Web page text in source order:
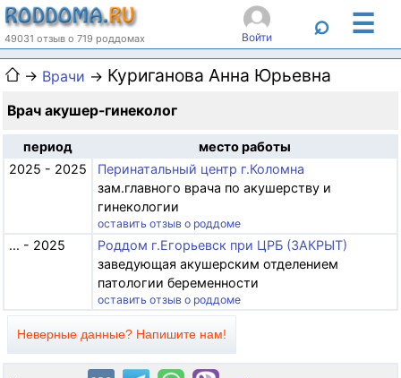
49031 отзыв о 719 роддомах Войти ⌕ ☰
→ Врачи → Куриганова Анна Юрьевна
Врач акушер-гинеколог
период
место работы
2025 - 2025
Перинатальный центр г.Коломна
зам.главного врача по акушерству и
гинекологии
оставить отзыв о роддоме
... - 2025
Роддом г.Егорьевск при ЦРБ (ЗАКРЫТ)
заведующая акушерским отделением
патологии беременности
оставить отзыв о роддоме
Неверные данные? Напишите нам!